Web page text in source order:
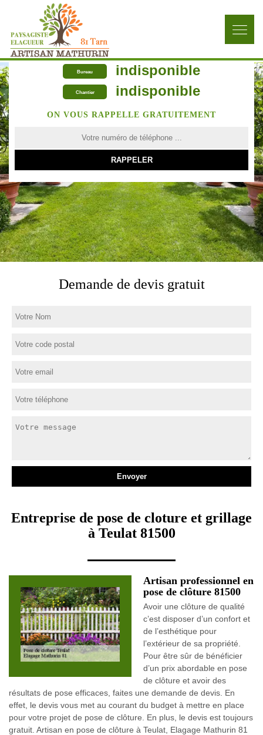
Bureau indisponible
Chantier indisponible
ON VOUS RAPPELLE GRATUITEMENT
Demande de devis gratuit
Entreprise de pose de cloture et grillage
à Teulat 81500
Artisan professionnel en
pose de clôture 81500
Avoir une clôture de qualité
c’est disposer d’un confort et
de l’esthétique pour
l’extérieur de sa propriété.
Pour être sûr de bénéficier
d’un prix abordable en pose
de clôture et avoir des
résultats de pose efficaces, faites une demande de devis. En
effet, le devis vous met au courant du budget à mettre en place
pour votre projet de pose de clôture. En plus, le devis est toujours
gratuit. Artisan en pose de clôture à Teulat, Elagage Mathurin 81